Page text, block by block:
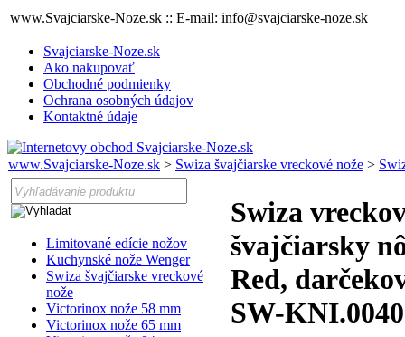
www.Svajciarske-Noze.sk :: E-mail: info@svajciarske-noze.sk
Svajciarske-Noze.sk
Ako nakupovať
Obchodné podmienky
Ochrana osobných údajov
Kontaktné údaje
www.Svajciarske-Noze.sk > Swiza švajčiarske vreckové nože >
Limitované edície nožov
Kuchynské nože Wenger
Swiza švajčiarske vreckové
nože
Victorinox nože 58 mm
Victorinox nože 65 mm
Swiza
švajčiarsky
Red,
SW-